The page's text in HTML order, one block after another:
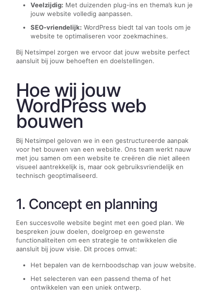
Veelzijdig: Met duizenden plug-ins en thema’s kun je
jouw website volledig aanpassen.
SEO-vriendelijk: WordPress biedt tal van tools om je
website te optimaliseren voor zoekmachines.
Bij Netsimpel zorgen we ervoor dat jouw website perfect
aansluit bij jouw behoeften en doelstellingen.
Hoe wij jouw
WordPress web
bouwen
Bij Netsimpel geloven we in een gestructureerde aanpak
voor het bouwen van een website. Ons team werkt nauw
met jou samen om een website te creëren die niet alleen
visueel aantrekkelijk is, maar ook gebruiksvriendelijk en
technisch geoptimaliseerd.
1. Concept en planning
Een succesvolle website begint met een goed plan. We
bespreken jouw doelen, doelgroep en gewenste
functionaliteiten om een strategie te ontwikkelen die
aansluit bij jouw visie. Dit proces omvat:
Het bepalen van de kernboodschap van jouw website.
Het selecteren van een passend thema of het
ontwikkelen van een uniek ontwerp.